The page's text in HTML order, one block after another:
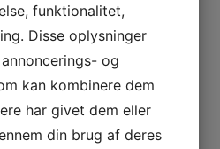
funktionalitet,
Disse oplysninger
og
kan kombinere dem
har givet dem eller
din brug af deres